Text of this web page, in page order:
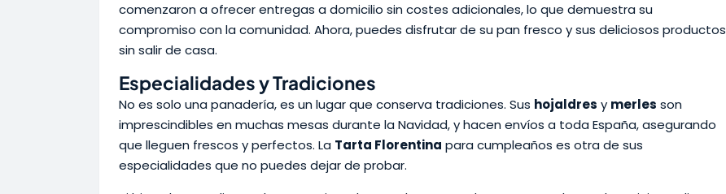
comenzaron a ofrecer entregas a domicilio sin costes adicionales, lo que demuestra su
compromiso con la comunidad. Ahora, puedes disfrutar de su pan fresco y sus deliciosos productos
sin salir de casa.
Especialidades y Tradiciones
No es solo una panadería, es un lugar que conserva tradiciones. Sus hojaldres y merles son
imprescindibles en muchas mesas durante la Navidad, y hacen envíos a toda España, asegurando
que lleguen frescos y perfectos. La Tarta Florentina para cumpleaños es otra de sus
especialidades que no puedes dejar de probar.